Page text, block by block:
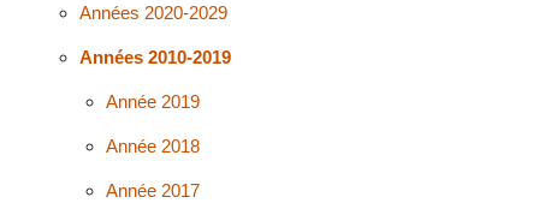
Années 2020-2029
Années 2010-2019
Année 2019
Année 2018
Année 2017